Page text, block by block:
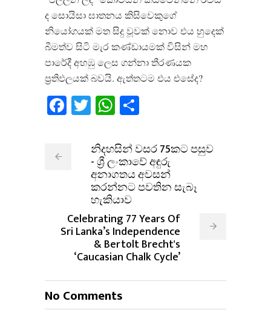
ද සොයිසා ඝාතනය කිසිවෙකුගේ
නියෝගයක් මත සිදු වූවක් නොව එය හුදෙක්
බීමත්ව සිටි මැර කණ්ඩායමක් විසින් මහ
පාරේදී අහඹු ලෙස ගන්නා තීරණයක
ප්‍රතිඵලයක් බවයි. ඇත්තටම එය එසේද?
Facebook
TwitterWhatsApp
නිදහසින් වසර 75කට පසුව
- ශ්‍රී ලංකාවේ අඳුරු
අනාගතය අවසන්
කරන්නට පවතින සැබෑ
හැකියාව
Celebrating 77 Years Of
Sri Lanka’s Independence
& Bertolt Brecht's
‘Caucasian Chalk Cycle’
No Comments